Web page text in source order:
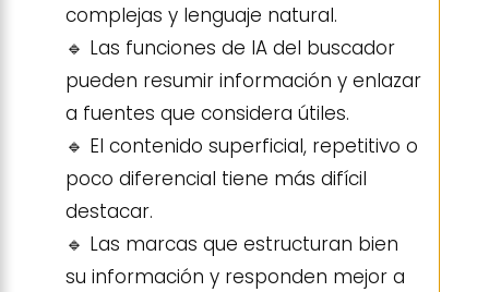
complejas y lenguaje natural.
🔹 Las funciones de IA del buscador
pueden resumir información y enlazar
a fuentes que considera útiles.
🔹 El contenido superficial, repetitivo o
poco diferencial tiene más difícil
destacar.
🔹 Las marcas que estructuran bien
su información y responden mejor a